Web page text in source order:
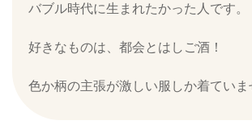
バブル時代に生まれたかった人です。
好きなものは、都会とはしご酒！
色か柄の主張が激しい服しか着ていま